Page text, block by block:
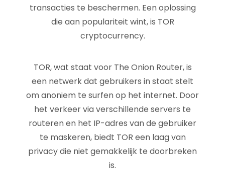
transacties te beschermen. Een oplossing
die aan populariteit wint, is TOR
cryptocurrency.
TOR, wat staat voor The Onion Router, is
een netwerk dat gebruikers in staat stelt
om anoniem te surfen op het internet. Door
het verkeer via verschillende servers te
routeren en het IP-adres van de gebruiker
te maskeren, biedt TOR een laag van
privacy die niet gemakkelijk te doorbreken
is.